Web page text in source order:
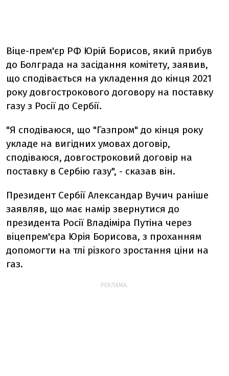
Віце-прем'єр РФ Юрій Борисов, який прибув
до Болграда на засідання комітету, заявив,
що сподівається на укладення до кінця 2021
року довгострокового договору на поставку
газу з Росії до Сербії.
"Я сподіваюся, що "Газпром" до кінця року
укладе на вигідних умовах договір,
сподіваюся, довгостроковий договір на
поставку в Сербію газу", - сказав він.
Президент Сербії Александар Вучич раніше
заявляв, що має намір звернутися до
президента Росії Владіміра Путіна через
віцепрем'єра Юрія Борисова, з проханням
допомогти на тлі різкого зростання ціни на
газ.
РЕКЛАМА: